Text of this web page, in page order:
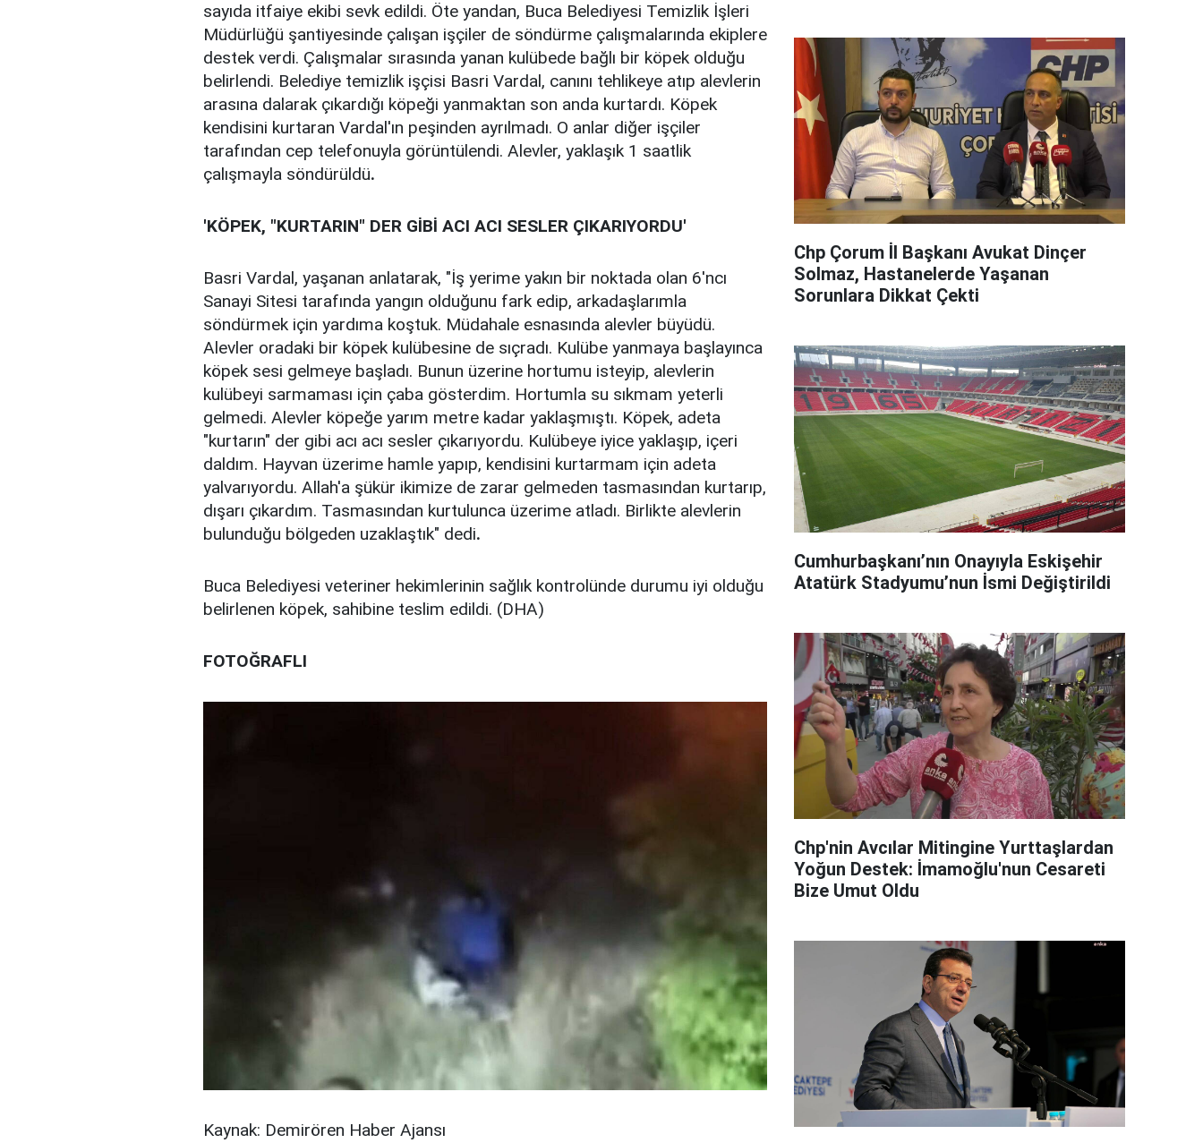
sayıda itfaiye ekibi sevk edildi. Öte yandan, Buca Belediyesi Temizlik İşleri
Müdürlüğü şantiyesinde çalışan işçiler de söndürme çalışmalarında ekiplere
destek verdi. Çalışmalar sırasında yanan kulübede bağlı bir köpek olduğu
belirlendi. Belediye temizlik işçisi Basri Vardal, canını tehlikeye atıp alevlerin
arasına dalarak çıkardığı köpeği yanmaktan son anda kurtardı. Köpek
kendisini kurtaran Vardal'ın peşinden ayrılmadı. O anlar diğer işçiler
tarafından cep telefonuyla görüntülendi. Alevler, yaklaşık 1 saatlik
çalışmayla söndürüldü.
'KÖPEK, "KURTARIN" DER GİBİ ACI ACI SESLER ÇIKARIYORDU'
Basri Vardal, yaşanan anlatarak, "İş yerime yakın bir noktada olan 6'ncı
Sanayi Sitesi tarafında yangın olduğunu fark edip, arkadaşlarımla
söndürmek için yardıma koştuk. Müdahale esnasında alevler büyüdü.
Alevler oradaki bir köpek kulübesine de sıçradı. Kulübe yanmaya başlayınca
köpek sesi gelmeye başladı. Bunun üzerine hortumu isteyip, alevlerin
kulübeyi sarmaması için çaba gösterdim. Hortumla su sıkmam yeterli
gelmedi. Alevler köpeğe yarım metre kadar yaklaşmıştı. Köpek, adeta
"kurtarın" der gibi acı acı sesler çıkarıyordu. Kulübeye iyice yaklaşıp, içeri
daldım. Hayvan üzerime hamle yapıp, kendisini kurtarmam için adeta
yalvarıyordu. Allah'a şükür ikimize de zarar gelmeden tasmasından kurtarıp,
dışarı çıkardım. Tasmasından kurtulunca üzerime atladı. Birlikte alevlerin
bulunduğu bölgeden uzaklaştık" dedi.
Buca Belediyesi veteriner hekimlerinin sağlık kontrolünde durumu iyi olduğu
belirlenen köpek, sahibine teslim edildi. (DHA)
FOTOĞRAFLI
Kaynak: Demirören Haber Ajansı
Chp Çorum İl Başkanı Avukat Dinçer
Solmaz, Hastanelerde Yaşanan
Sorunlara Dikkat Çekti
Cumhurbaşkanı’nın Onayıyla Eskişehir
Atatürk Stadyumu’nun İsmi Değiştirildi
Chp'nin Avcılar Mitingine Yurttaşlardan
Yoğun Destek: İmamoğlu'nun Cesareti
Bize Umut Oldu